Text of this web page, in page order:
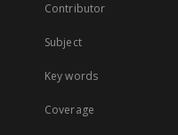
Contributor
Subject
Key words
Coverage